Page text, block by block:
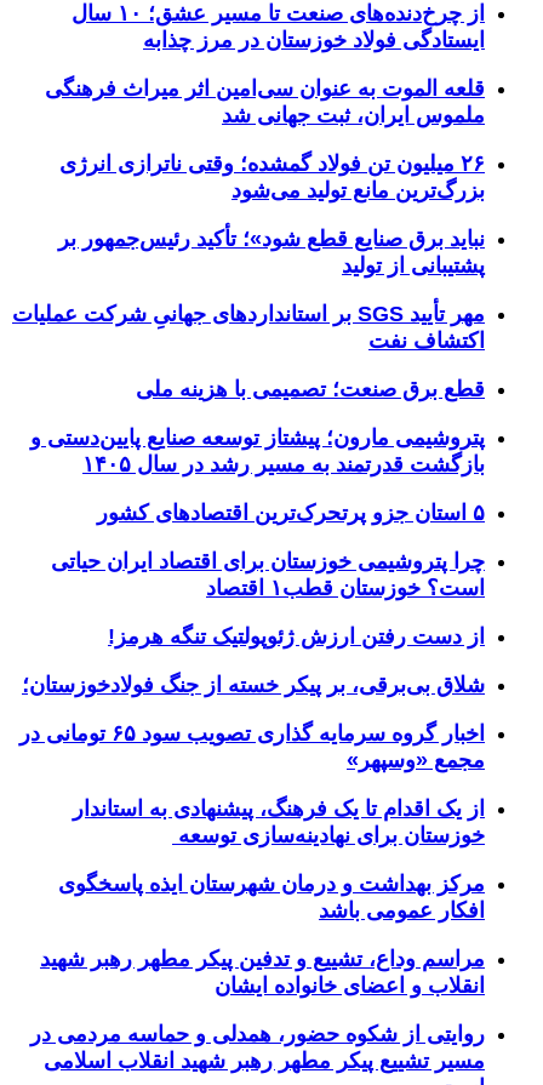
از چرخ‌دنده‌های صنعت تا مسیر عشق؛ ۱۰ سال
ایستادگی فولاد خوزستان در مرز چذابه
قلعه الموت به عنوان سی‌امین اثر میراث‌ فرهنگی
ملموس ایران، ثبت جهانی شد
۲۶ میلیون تن فولاد گمشده؛ وقتی ناترازی انرژی
بزرگ‌ترین مانع تولید می‌شود
نباید برق صنایع قطع شود»؛ تأکید رئیس‌جمهور بر
پشتیبانی از تولید
مهر تأیید SGS بر استانداردهای جهانیِ شرکت عملیات
اکتشاف نفت
قطع برق صنعت؛ تصمیمی با هزینه ملی
پتروشیمی مارون؛ پیشتاز توسعه صنایع پایین‌دستی و
بازگشت قدرتمند به مسیر رشد در سال ۱۴۰۵
۵ استان جزو پرتحرک‌ترین اقتصاد‌های کشور
چرا پتروشیمی خوزستان برای اقتصاد ایران حیاتی
است؟ خوزستان قطب۱ اقتصاد
از دست رفتن ارزش ژئوپولتیک تنگه هرمز!
شلاق‌ بی‌برقی، بر پیکر خسته‌ از جنگ فولادخوزستان؛
اخبار گروه سرمایه گذاری تصویب سود ۶۵ تومانی در
مجمع «وسپهر»
از یک اقدام تا یک فرهنگ، پیشنهادی به استاندار
خوزستان برای نهادینه‌سازی توسعه
مرکز بهداشت و درمان شهرستان ایذه پاسخگوی
افکار عمومی باشد
مراسم وداع، تشییع و تدفین پیکر مطهر رهبر شهید
انقلاب و اعضای خانواده ایشان
روایتی از شکوه حضور، همدلی و حماسه مردمی در
مسیر تشییع پیکر مطهر رهبر شهید انقلاب اسلامی